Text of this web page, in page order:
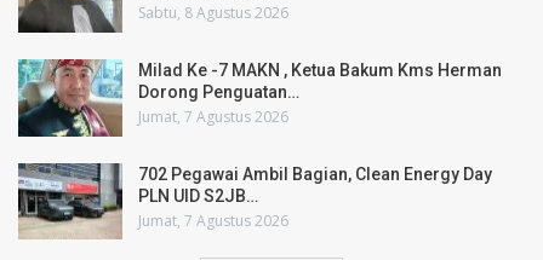
Sabtu, 8 Agustus 2026
Milad Ke -7 MAKN , Ketua Bakum Kms Herman
Dorong Penguatan…
Jumat, 7 Agustus 2026
702 Pegawai Ambil Bagian, Clean Energy Day
PLN UID S2JB…
Jumat, 7 Agustus 2026